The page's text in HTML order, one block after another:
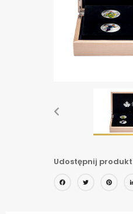
Udostępnij